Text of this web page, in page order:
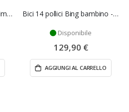
Bicicletta Sonic 14 Pollici bimbo - Dino Bikes Bici 14 pollici Bing bambino - Dino Bike
Disponibile
129,90 €
AGGIUNGI AL CARRELLO